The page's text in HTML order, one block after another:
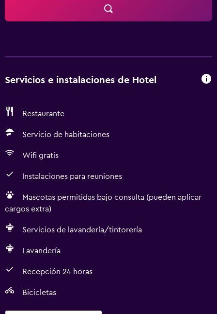
Servicios e instalaciones de Hotel
Restaurante
Servicio de habitaciones
Wifi gratis
Instalaciones para reuniones
Mascotas permitidas bajo consulta (pueden aplicar
cargos extra)
Servicios de lavandería/tintorería
Lavandería
Recepción 24 horas
Bicicletas